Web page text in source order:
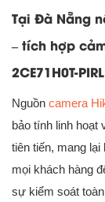
Tại Đà Nẵng
– tích hợp
2CE71H0T-
Nguồn camera
bảo tính linh hoạt
tiên tiến, mang
mọi khách hàng
sự kiểm soát